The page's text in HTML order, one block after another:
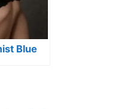
Blue